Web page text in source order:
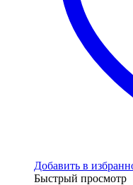
Добавить в
Быстрый просмотр